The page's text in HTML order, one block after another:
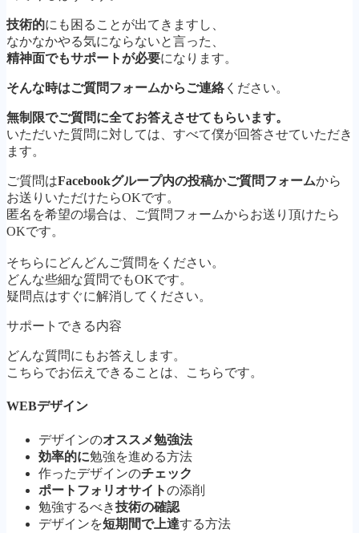
技術的にも困ることが出てきますし、
なかなかやる気にならないと言った、
精神面でもサポートが必要になります。
そんな時はご質問フォームからご連絡 ください。
無制限でご質問に全てお答えさせてもらいます。
いただいた質問に対しては、すべて僕が回答させていただき
ます。
ご質問はFacebookグループ内の投稿かご質問フォームから
お送りいただけたらOKです。
匿名を希望の場合は、ご質問フォームからお送り頂けたら
OKです。
そちらにどんどんご質問をください。
どんな些細な質問でもOKです。
疑問点はすぐに解消してください。
サポートできる内容
どんな質問にもお答えします。
こちらでお伝えできることは、こちらです。
WEBデザイン
デザインのオススメ勉強法
効率的に勉強を進める方法
作ったデザインのチェック
ポートフォリオサイトの添削
勉強するべき技術の確認
デザインを短期間で上達する方法